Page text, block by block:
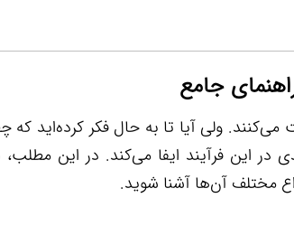
جامع
ولی آیا تا به حال فکر کرده‌اید
این فرآیند ایفا می‌کند. در این مطلب،
مختلف آن‌ها آشنا شوید.